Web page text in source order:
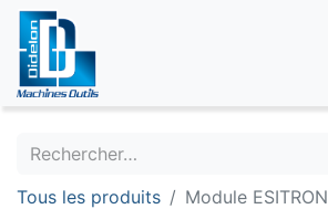
Tous les produits Module ESITRON